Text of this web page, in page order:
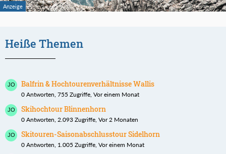
Heiße Themen
Balfrin & Hochtourenverhältnisse Wallis
0 Antworten, 755 Zugriffe, Vor einem Monat
Skihochtour Blinnenhorn
0 Antworten, 2.093 Zugriffe, Vor 2 Monaten
Skitouren-Saisonabschlusstour Sidelhorn
0 Antworten, 1.005 Zugriffe, Vor einem Monat